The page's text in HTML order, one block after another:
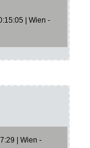
| Wien -
| Wien -